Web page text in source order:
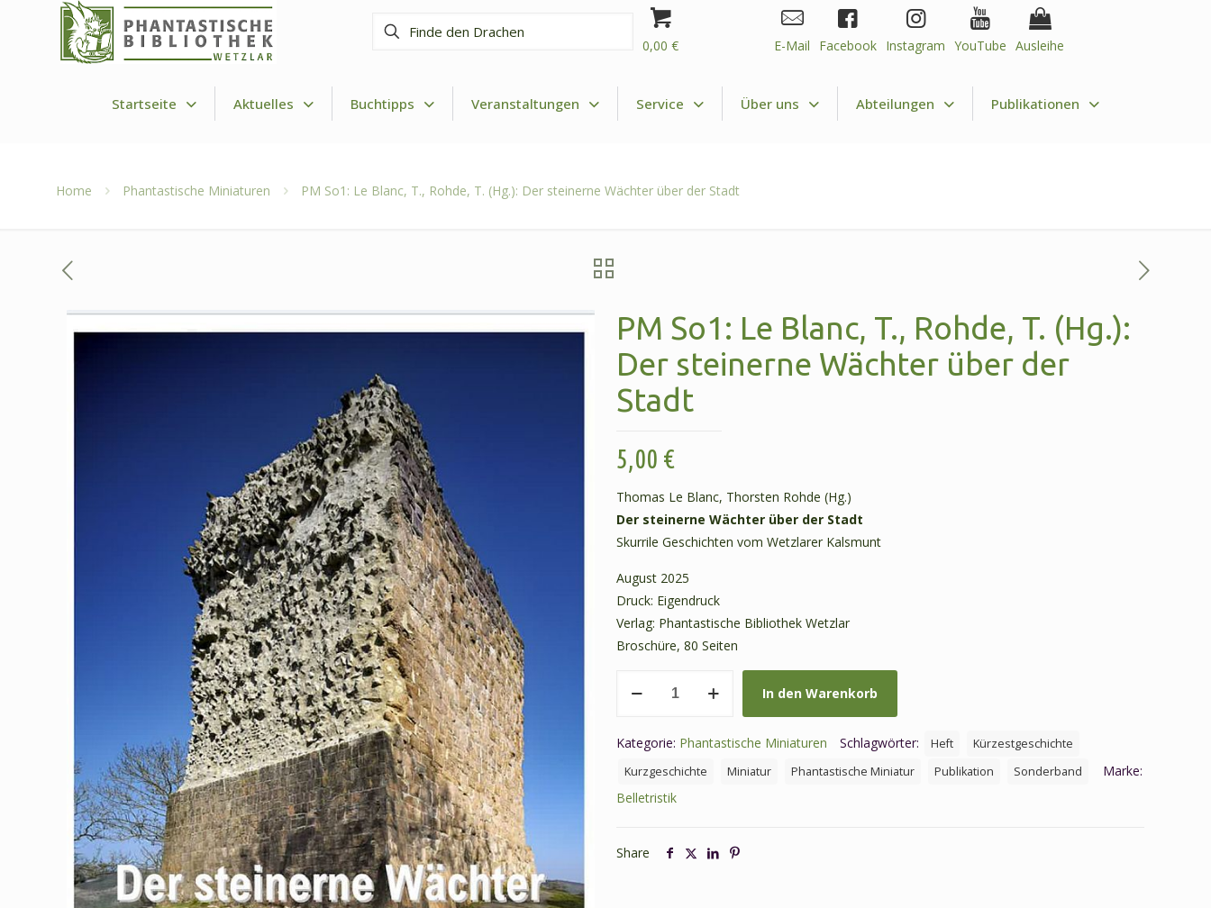
Finde
0,00 € E-Mail Facebook Instagram YouTube Ausleihe
Startseite Aktuelles Buchtipps Veranstaltungen Service Über uns Abteilungen Publikationen
Home Phantastische Miniaturen PM So1: Le Blanc, T., Rohde, T. (Hg.): Der steinerne Wächter über der Stadt
PM So1: Le Blanc, T., Rohde, T. (Hg.):
Der steinerne Wächter über der
Stadt
5,00 €
Thomas Le Blanc, Thorsten Rohde (Hg.)
Der steinerne Wächter über der Stadt
Skurrile Geschichten vom Wetzlarer Kalsmunt
August 2025
Druck: Eigendruck
Verlag: Phantastische Bibliothek Wetzlar
Broschüre, 80 Seiten
Blanc,
T.,
Rohde,
Der
In den Warenkorb
Kategorie: Phantastische Miniaturen Schlagwörter: Heft
Kürzestgeschichte
Kurzgeschichte
Miniatur Phantastische Miniatur Publikation Sonderband
Marke:
Belletristik
Share